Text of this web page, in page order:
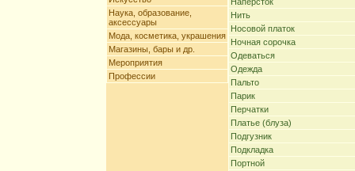
Наука, образование,
аксессуары
Мода, косметика, украшения
Магазины, бары и др.
Мероприятия
Профессии
Нить
Носовой платок
Ночная сорочка
Одеваться
Одежда
Пальто
Парик
Перчатки
Платье (блуза)
Подгузник
Подкладка
Портной